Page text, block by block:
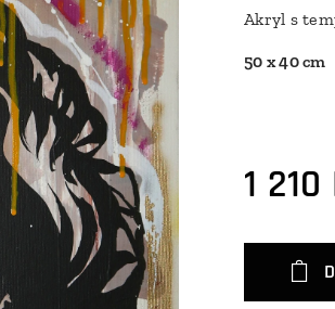
Akryl s
50 x 40 cm
1 210